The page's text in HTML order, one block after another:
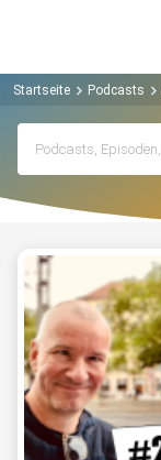
Startseite Podcasts